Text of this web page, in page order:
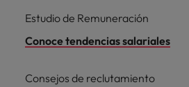
Estudio de Remuneración
Conoce tendencias salariales
Consejos de reclutamiento